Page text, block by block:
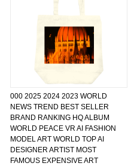
000 2025 2024 2023 WORLD
NEWS TREND BEST SELLER
BRAND RANKING HQ ALBUM
WORLD PEACE VR AI FASHION
MODEL ART WORLD TOP AI
DESIGNER ARTIST MOST
FAMOUS EXPENSIVE ART